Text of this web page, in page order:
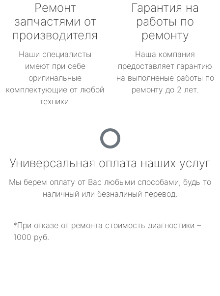
Ремонт
запчастями от
производителя
Наши специалисты
имеют при себе
оригинальные
комплектующие от любой
техники.
Гарантия на
работы по
ремонту
Наша компания
предоставляет гарантию
на выполненые работы по
ремонту до 2 лет.
Универсальная оплата наших услуг
Мы берем оплату от Вас любыми способами, будь то
наличный или безналиный перевод.
*При отказе от ремонта стоимость диагностики –
1000 руб.